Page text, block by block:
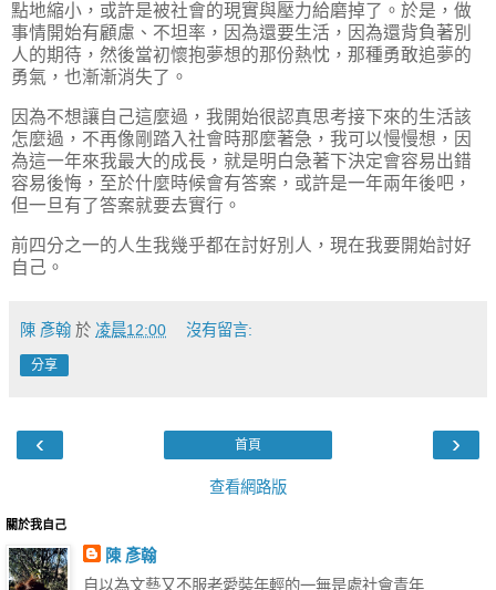
點地縮小，或許是被社會的現實與壓力給磨掉了。於是，做
事情開始有顧慮、不坦率，因為還要生活，因為還背負著別
人的期待，然後當初懷抱夢想的那份熱忱，那種勇敢追夢的
勇氣，也漸漸消失了。
因為不想讓自己這麼過，我開始很認真思考接下來的生活該
怎麼過，不再像剛踏入社會時那麼著急，我可以慢慢想，因
為這一年來我最大的成長，就是明白急著下決定會容易出錯
容易後悔，至於什麼時候會有答案，或許是一年兩年後吧，
但一旦有了答案就要去實行。
前四分之一的人生我幾乎都在討好別人，現在我要開始討好
自己。
陳 彥翰 於 凌晨12:00 沒有留言:
分享
‹ ›
首頁
查看網路版
關於我自己
陳 彥翰
自以為文藝又不服老愛裝年輕的一無是處社會青年